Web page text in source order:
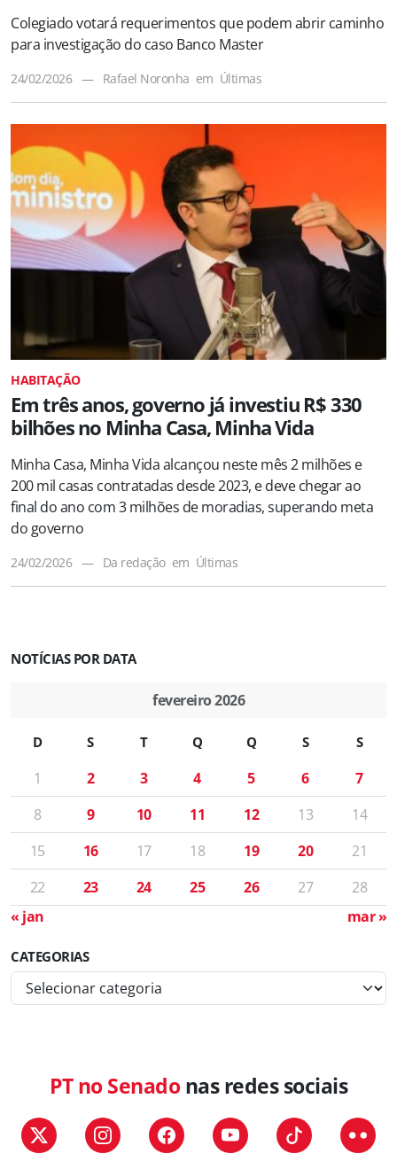
Colegiado votará requerimentos que podem abrir caminho
para investigação do caso Banco Master
24/02/2026 — Rafael Noronha em Últimas
HABITAÇÃO
Em três anos, governo já investiu R$ 330
bilhões no Minha Casa, Minha Vida
Minha Casa, Minha Vida alcançou neste mês 2 milhões e
200 mil casas contratadas desde 2023, e deve chegar ao
final do ano com 3 milhões de moradias, superando meta
do governo
24/02/2026 — Da redação em Últimas
NOTÍCIAS POR DATA
fevereiro 2026
D S T Q Q S S
1 2 3 4 5 6
7
8
9 10 11 12 13
14
15
16 17 18 19 20
21
22
23 24 25 26 27
28
« jan
mar »
CATEGORIAS
a
PT no Senadonas redes sociais